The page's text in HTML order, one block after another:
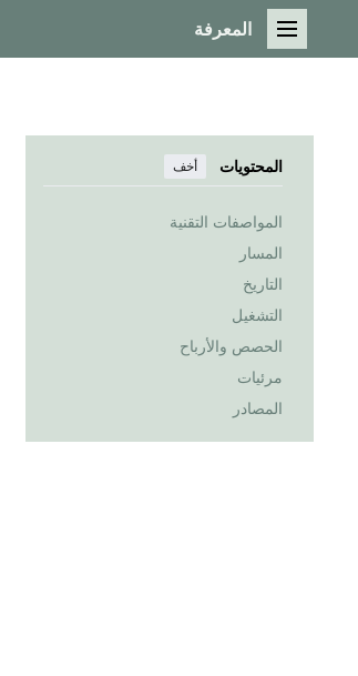
القائمة الرئيسية
المعرفة
المحتويات أخف
المواصفات التقنية
المسار
التاريخ
التشغيل
الحصص والأرباح
مرئيات
المصادر